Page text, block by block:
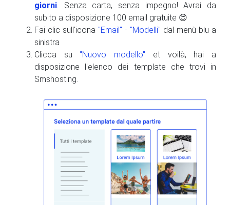
giorni. Senza carta, senza impegno! Avrai da
subito a disposizione 100 email gratuite 😊
Fai clic sull'icona "Email" - "Modelli" dal menù blu a
sinistra
Clicca su "Nuovo modello" et voilà, hai a
disposizione l'elenco dei template che trovi in
Smshosting.